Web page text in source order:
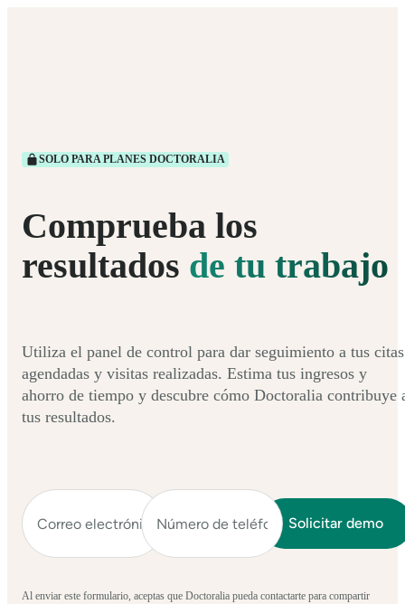
SOLO PARA PLANES DOCTORALIA
Comprueba los
resultados de tu trabajo
Utiliza el panel de control para dar seguimiento a tus citas
agendadas y visitas realizadas. Estima tus ingresos y
ahorro de tiempo y descubre cómo Doctoralia contribuye
tus resultados.
Al enviar este formulario, aceptas que Doctoralia pueda contactarte para compartir